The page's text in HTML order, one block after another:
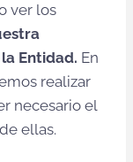
ver los
Entidad. En
realizar
necesario el
ellas.